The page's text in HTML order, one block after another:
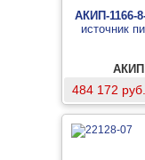
АКИП-1166-
источник
АКИП
484 172